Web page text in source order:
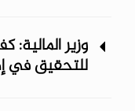
للتحقيق في